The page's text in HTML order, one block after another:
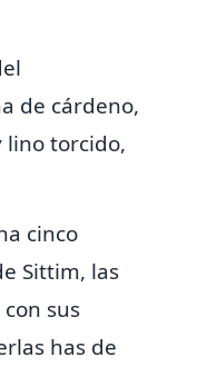
de cárdeno,
lino torcido,
cinco
Sittim, las
sus
has de